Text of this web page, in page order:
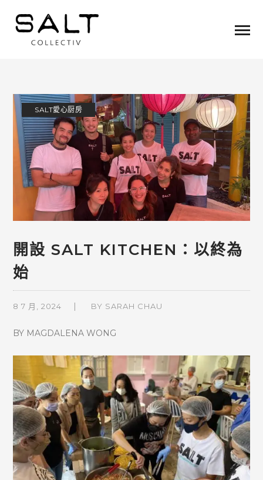
SALT愛心厨房
開設 SALT KITCHEN：以終為
始
8 7 月, 2024 BY SARAH CHAU
BY MAGDALENA WONG